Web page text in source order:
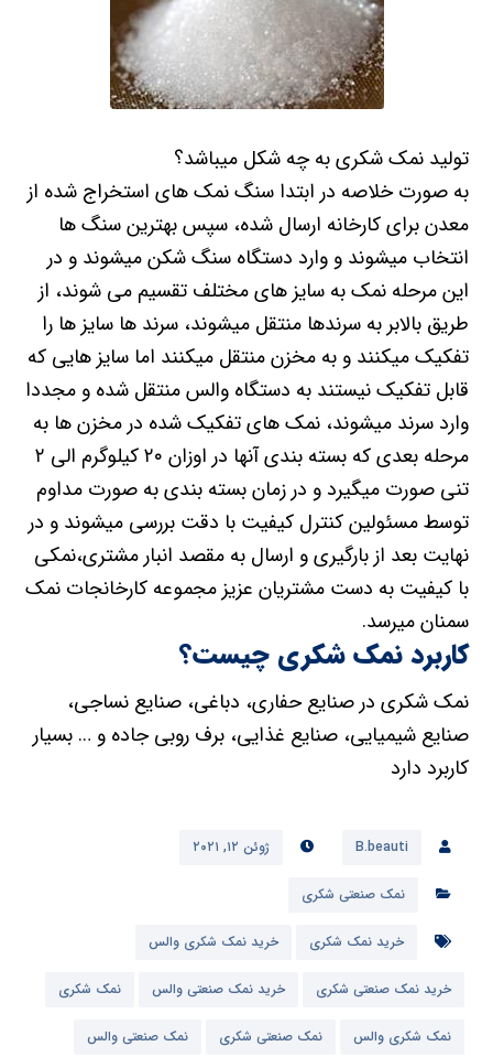
تولید نمک شکری به چه شکل میباشد؟
به صورت خلاصه در ابتدا سنگ نمک های استخراج شده از
معدن برای کارخانه ارسال شده، سپس بهترین سنگ ها
انتخاب میشوند و وارد دستگاه سنگ شکن میشوند و در
این مرحله نمک به سایز های مختلف تقسیم می شوند، از
طریق بالابر به سرندها منتقل میشوند، سرند ها سایز ها را
تفکیک میکنند و به مخزن منتقل میکنند اما سایز هایی که
قابل تفکیک نیستند به دستگاه والس منتقل شده و مجددا
وارد سرند میشوند، نمک های تفکیک شده در مخزن ها به
مرحله بعدی که بسته بندی آنها در اوزان ۲۰ کیلوگرم الی ۲
تنی صورت میگیرد و در زمان بسته بندی به صورت مداوم
توسط مسئولین کنترل کیفیت با دقت بررسی میشوند و در
نهایت بعد از بارگیری و ارسال به مقصد انبار مشتری،نمکی
با کیفیت به دست مشتریان عزیز مجموعه کارخانجات نمک
سمنان میرسد.
کاربرد نمک شکری چیست؟
نمک شکری در صنایع حفاری، دباغی، صنایع نساجی،
صنایع شیمیایی، صنایع غذایی، برف روبی جاده و … بسیار
کاربرد دارد
B.beauti ژوئن ۱۲, ۲۰۲۱
نمک صنعتی شکری
خرید نمک شکری خرید نمک شکری والس
خرید نمک صنعتی شکری خرید نمک صنعتی والس نمک شکری
نمک شکری والس نمک صنعتی شکری نمک صنعتی والس